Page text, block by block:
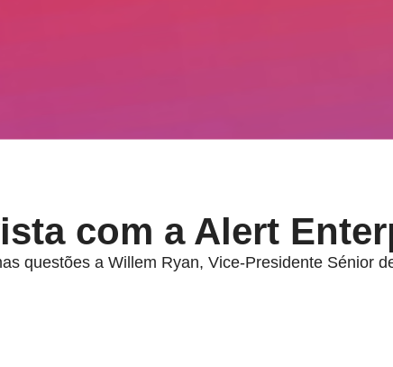
com a Alert
questões a Willem Ryan, Vice-Presidente Sénior